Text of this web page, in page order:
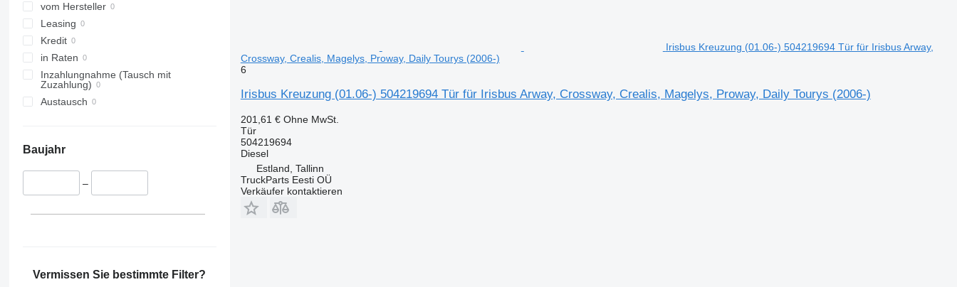
vom Hersteller
Leasing
Kredit
in Raten
Inzahlungnahme (Tausch mit
Zuzahlung)
Austausch
Baujahr
–
Vermissen Sie bestimmte Filter?
Irisbus Kreuzung (01.06-) 504219694 Tür für Irisbus Arway,
Crossway, Crealis, Magelys, Proway, Daily Tourys (2006-)
6
Irisbus Kreuzung (01.06-) 504219694 Tür für Irisbus Arway, Crossway, Crealis, Magelys, Proway, Daily Tourys (2006-)
201,61 € Ohne MwSt.
Tür
504219694
Diesel
Estland, Tallinn
TruckParts Eesti OÜ
Verkäufer kontaktieren